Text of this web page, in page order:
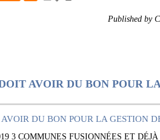
Published by
AVOIR DU BON POUR
3 COMMUNES FUSIONNÉES ET